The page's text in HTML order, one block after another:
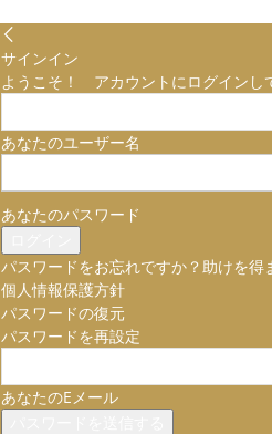
サインイン
ようこそ！ アカウントにログインし
あなたのユーザー名
あなたのパスワード
パスワードをお忘れですか？助けを得
個人情報保護方針
パスワードの復元
パスワードを再設定
あなたのEメール